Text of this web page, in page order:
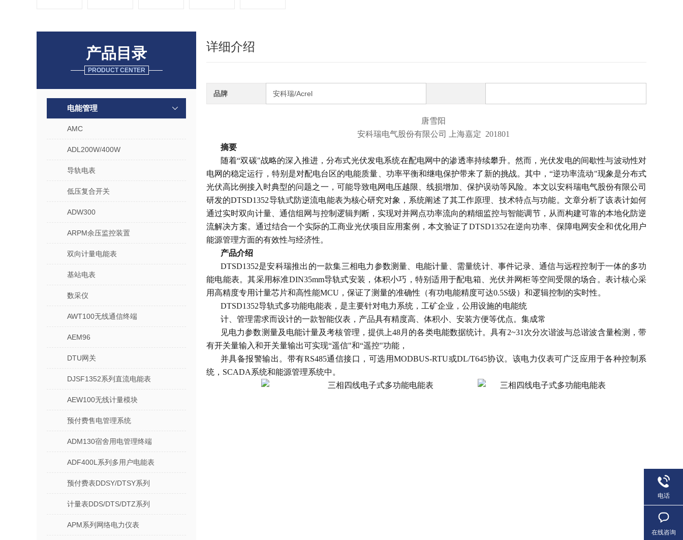
产品目录
PRODUCT CENTER
电能管理
AMC
ADL200W/400W
导轨电表
低压复合开关
ADW300
ARPM余压监控装置
双向计量电能表
基站电表
数采仪
AWT100无线通信终端
AEM96
DTU网关
DJSF1352系列直流电能表
AEW100无线计量模块
预付费售电管理系统
ADM130宿舍用电管理终端
ADF400L系列多用户电能表
预付费表DDSY/DTSY系列
计量表DDS/DTS/DTZ系列
APM系列网络电力仪表
详细介绍
品牌 安科瑞/Acrel
唐雪阳
安科瑞电气股份有限公司 上海嘉定 201801
摘要
随着“双碳"战略的深入推进，分布式光伏发电系统在配电网中的渗透率持续攀升。然而，光伏发电的间歇性与波动性对
电网的稳定运行，特别是对配电台区的电能质量、功率平衡和继电保护带来了新的挑战。其中，“逆功率流动"现象是分布式
光伏高比例接入时典型的问题之一，可能导致电网电压越限、线损增加、保护误动等风险。本文以安科瑞电气股份有限公司
研发的DTSD1352导轨式防逆流电能表为核心研究对象，系统阐述了其工作原理、技术特点与功能。文章分析了该表计如何
通过实时双向计量、通信组网与控制逻辑判断，实现对并网点功率流向的精细监控与智能调节，从而构建可靠的本地化防逆
流解决方案。通过结合一个实际的工商业光伏项目应用案例，本文验证了DTSD1352在逆向功率、保障电网安全和优化用户
能源管理方面的有效性与经济性。
产品介绍
DTSD1352是安科瑞推出的一款集三相电力参数测量、电能计量、需量统计、事件记录、通信与远程控制于一体的多功
能电能表。其采用标准DIN35mm导轨式安装，体积小巧，特别适用于配电箱、光伏并网柜等空间受限的场合。表计核心采
用高精度专用计量芯片和高性能MCU，保证了测量的准确性（有功电能精度可达0.5S级）和逻辑控制的实时性。
DTSD1352导轨式多功能电能表，是主要针对电力系统，工矿企业，公用设施的电能统
计、管理需求而设计的一款智能仪表，产品具有精度高、体积小、安装方便等优点。集成常
见电力参数测量及电能计量及考核管理，提供上48月的各类电能数据统计。具有2~31次分次谐波与总谐波含量检测，带
有开关量输入和开关量输出可实现“遥信"和“遥控"功能，
并具备报警输出。带有RS485通信接口，可选用MODBUS-RTU或DL/T645协议。该电力仪表可广泛应用于各种控制系
统，SCADA系统和能源管理系统中。
电话
在线咨询